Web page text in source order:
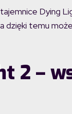
tajemnice Dying
dzięki temu
2 –